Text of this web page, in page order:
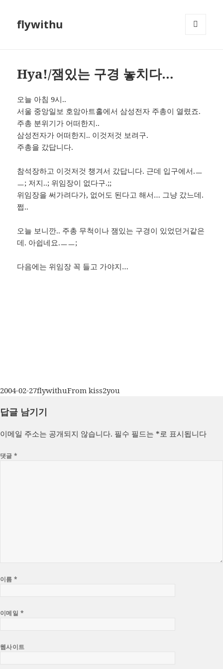
flywithu
Hya!/잼있는 구경 놓치다…
오늘 아침 9시..
서울 중앙일보 호암아트홀에서 삼성전자 주총이 열렸죠.
주총 분위기가 어떠한지..
삼성전자가 어떠한지.. 이것저것 보려구.
주총을 갔답니다.
참석장하고 이것저것 챙겨서 갔답니다. 근데 입구에서.ㅡ
ㅡ; 저지..; 위임장이 없다구.;;
위임장을 써가려다가, 없어도 된다고 해서… 그냥 갔느데.
쩝..
오늘 보니깐.. 주총 무척이나 잼있는 구경이 있었던거같은
데. 아쉽네요.ㅡㅡ;
다음에는 위임장 꼭 들고 가야지…
작
일
2004-02-27글
이
flywithu카
From kiss2you
답글 남기기
이메일 주소는 공개되지 않습니다. 필수 필드는 *로 표시됩니다
댓글*
이름*
이메일 *
웹사이트